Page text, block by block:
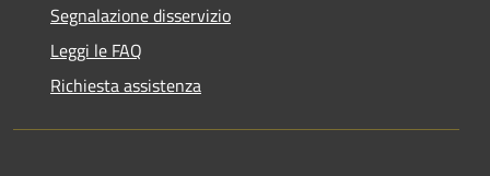
Segnalazione disservizio
Leggi le FAQ
Richiesta assistenza